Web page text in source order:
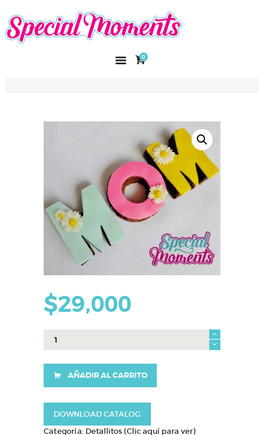
0
SPECIAL MOMENTS
El amor hecho arte
CURSOS
$29,000
Caja
cantidad
AÑADIR AL CARRITO
DOWNLOAD CATALOG
Categoría: Detallitos (Clic aquí para ver)